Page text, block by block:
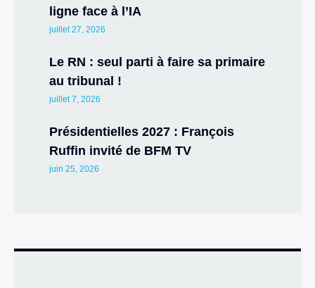
ligne face à l’IA
juillet 27, 2026
Le RN : seul parti à faire sa primaire
au tribunal !
juillet 7, 2026
Présidentielles 2027 : François
Ruffin invité de BFM TV
juin 25, 2026